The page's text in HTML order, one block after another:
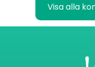
Visa alla